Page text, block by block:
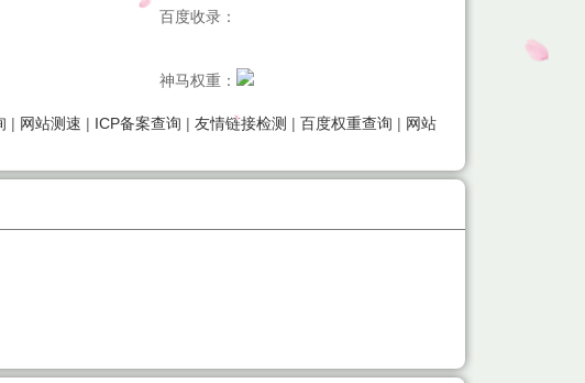
百度收录：
神马权重：
| 网站测速 | ICP备案查询 | 友情链接检测 | 百度权重查询 | 网站